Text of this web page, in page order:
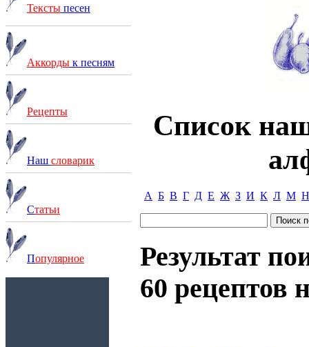
Тексты песен
Аккорды к песням
Рецепты
Наш словарик
Статьи
Популярное
Список
А Б В Г Д Е Ж З И К Л М Н
Результат
60 рецептов